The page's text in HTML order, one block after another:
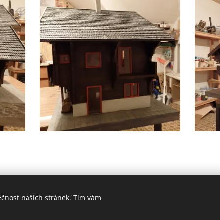
našich stránek. Tím vám